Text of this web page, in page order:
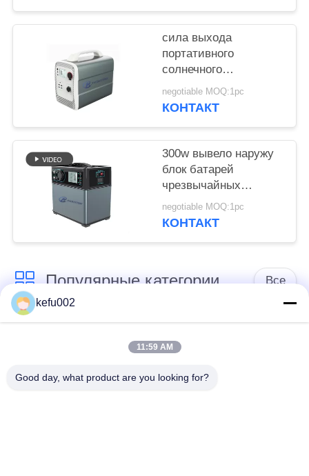
сила выхода
портативного
солнечного
генератора 600w
супер с батареей
negotiable MOQ:1pc
КОНТАКТ
300w вывело наружу
блок батарей
чрезвычайных
полномочий,
портативная станция
negotiable MOQ:1pc
КОНТАКТ
Популярные категории Все
Глубокая батарея
цикла ЛиФеПо4
Перезаряжаемые
Солнечная батарея
kefu002
11:59 AM
Good day, what product are you looking for?